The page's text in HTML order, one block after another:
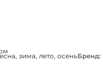
зима, лето, осеньБренд: